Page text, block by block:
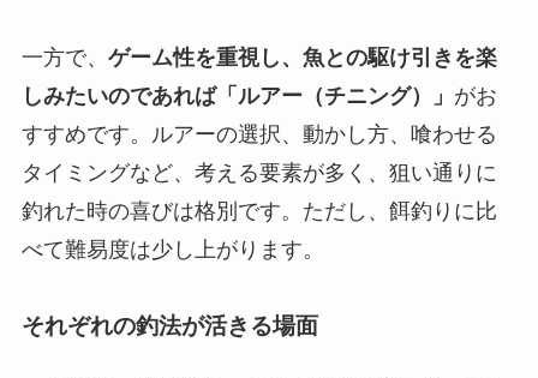
一方で、 ゲーム性を重視し、魚との駆け引きを楽
しみたいのであれば「ルアー（チニング）」 がお
すすめです。ルアーの選択、動かし方、喰わせる
タイミングなど、考える要素が多く、狙い通りに
釣れた時の喜びは格別です。ただし、餌釣りに比
べて難易度は少し上がります。
それぞれの釣法が活きる場面